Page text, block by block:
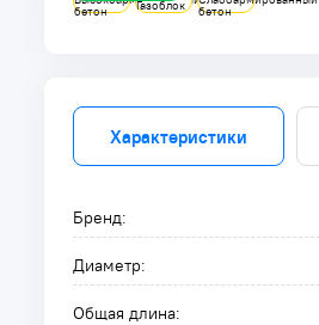
Характеристики
Бренд:
Диаметр:
Общая длина: